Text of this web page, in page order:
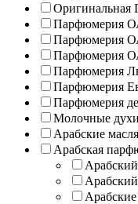
Оригинальная
Парфюмерия
Парфюмерия
Парфюмерия
Парфюмерия
Парфюмерия
Парфюмерия
Молочные
Арабские
Арабская